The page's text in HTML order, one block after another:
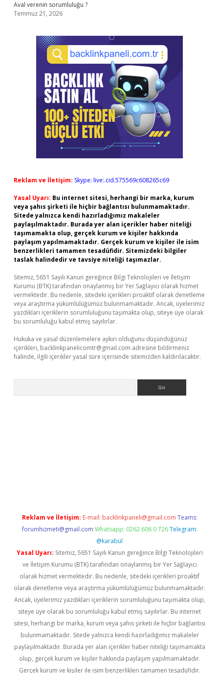
Aval verenin sorumluluğu ?
Temmuz 21, 2026
Reklam ve İletişim: Skype: live:.cid.575569c608265c69
Yasal Uyarı: Bu internet sitesi, herhangi bir marka, kurum
veya şahıs şirketi ile hiçbir bağlantısı bulunmamaktadır.
Sitede yalnızca kendi hazırladığımız makaleler
paylaşılmaktadır. Burada yer alan içerikler haber niteliği
taşımamakta olup, gerçek kurum ve kişiler hakkında
paylaşım yapılmamaktadır. Gerçek kurum ve kişiler ile isim
benzerlikleri tamamen tesadüfidir. Sitemizdeki bilgiler
taslak halindedir ve tavsiye niteliği taşımazlar.
Sitemiz, 5651 Sayılı Kanun gereğince Bilgi Teknolojileri ve İletişim
Kurumu (BTK) tarafından onaylanmış bir Yer Sağlayıcı olarak hizmet
vermektedir. Bu nedenle, sitedeki içerikleri proaktif olarak denetleme
veya araştırma yükümlülüğümüz bulunmamaktadır. Ancak, üyelerimiz
yazdıkları içeriklerin sorumluluğunu taşımakta olup, siteye üye olarak
bu sorumluluğu kabul etmiş sayılırlar.
Hukuka ve yasal düzenlemelere aykırı olduğunu düşündüğünüz
içerikleri, backlinkpanelicomtr@gmail.com adresine bildirmeniz
halinde, ilgili içerikler yasal süre içerisinde sitemizden kaldırılacaktır.
Reklam ve İletişim: E-mail: backlinkpaneli@gmail.com Teams:
forumhizmeti@gmail.com Whatsapp: 0262 606 0 726 Telegram:
@karabul
Yasal Uyarı: Sitemiz, 5651 Sayılı Kanun gereğince Bilgi Teknolojileri
ve İletişim Kurumu (BTK) tarafından onaylanmış bir Yer Sağlayıcı
olarak hizmet vermektedir. Bu nedenle, sitedeki içerikleri proaktif
olarak denetleme veya araştırma yükümlülüğümüz bulunmamaktadır.
Ancak, üyelerimiz yazdıkları içeriklerin sorumluluğunu taşımakta olup,
siteye üye olarak bu sorumluluğu kabul etmiş sayılırlar. Bu internet
sitesi, herhangi bir marka, kurum veya şahıs şirketi ile hiçbir bağlantısı
bulunmamaktadır. Sitede yalnızca kendi hazırladığımız makaleler
paylaşılmaktadır. Burada yer alan içerikler haber niteliği taşımamakta
olup, gerçek kurum ve kişiler hakkında paylaşım yapılmamaktadır.
Gerçek kurum ve kişiler ile isim benzerlikleri tamamen tesadüfidir.